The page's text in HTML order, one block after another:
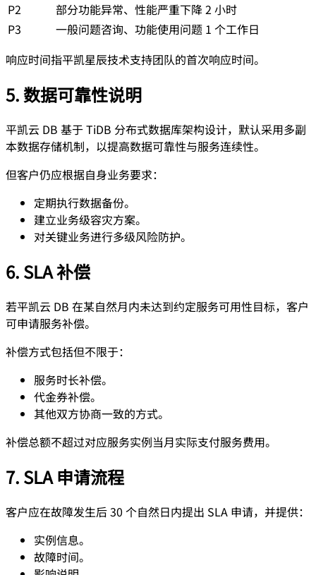
P2
部分功能异常、性能严重下降 2 小时
P3
一般问题咨询、功能使用问题 1 个工作日
响应时间指平凯星辰技术支持团队的首次响应时间。
5. 数据可靠性说明
平凯云 DB 基于 TiDB 分布式数据库架构设计，默认采用多副
本数据存储机制，以提高数据可靠性与服务连续性。
但客户仍应根据自身业务要求：
定期执行数据备份。
建立业务级容灾方案。
对关键业务进行多级风险防护。
6. SLA 补偿
若平凯云 DB 在某自然月内未达到约定服务可用性目标，客户
可申请服务补偿。
补偿方式包括但不限于：
服务时长补偿。
代金券补偿。
其他双方协商一致的方式。
补偿总额不超过对应服务实例当月实际支付服务费用。
7. SLA 申请流程
客户应在故障发生后 30 个自然日内提出 SLA 申请，并提供：
实例信息。
故障时间。